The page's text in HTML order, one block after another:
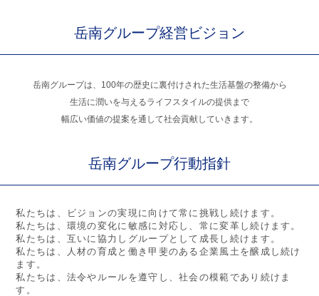
岳南グループ経営ビジョン
岳南グループは、100年の歴史に裏付けされた生活基盤の整備から
生活に潤いを与えるライフスタイルの提供まで
幅広い価値の提案を通して社会貢献していきます。
岳南グループ行動指針
私たちは、ビジョンの実現に向けて常に挑戦し続けます。
私たちは、環境の変化に敏感に対応し、常に変革し続けます。
私たちは、互いに協力しグループとして成長し続けます。
私たちは、人材の育成と働き甲斐のある企業風土を醸成し続け
ます。
私たちは、法令やルールを遵守し、社会の模範であり続けま
す。